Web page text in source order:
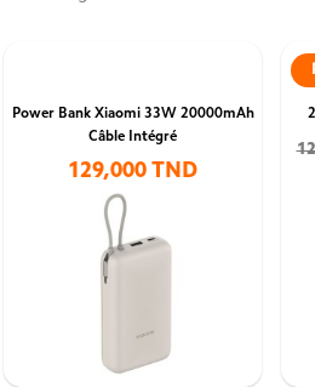
Power Bank Xiaomi 33W 20000mAh
Câble Intégré
129,000 TND